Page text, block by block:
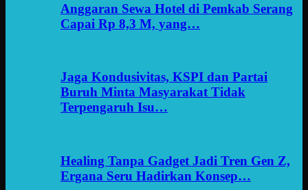
Anggaran Sewa Hotel di Pemkab Serang
Capai Rp 8,3 M, yang…
Jaga Kondusivitas, KSPI dan Partai
Buruh Minta Masyarakat Tidak
Terpengaruh Isu…
Healing Tanpa Gadget Jadi Tren Gen Z,
Ergana Seru Hadirkan Konsep…